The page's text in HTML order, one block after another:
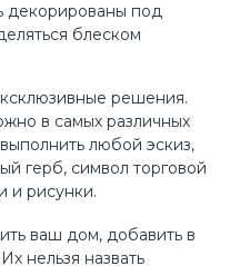
декорированы под
блеском
решения.
в самых различных
любой эскиз,
герб, символ торговой
и рисунки.
ваш дом, добавить в
нельзя назвать